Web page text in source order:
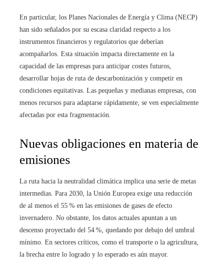
En particular, los Planes Nacionales de Energía y Clima (NECP)
han sido señalados por su escasa claridad respecto a los
instrumentos financieros y regulatorios que deberían
acompañarlos. Esta situación impacta directamente en la
capacidad de las empresas para anticipar costes futuros,
desarrollar hojas de ruta de descarbonización y competir en
condiciones equitativas. Las pequeñas y medianas empresas, con
menos recursos para adaptarse rápidamente, se ven especialmente
afectadas por esta fragmentación.
Nuevas obligaciones en materia de
emisiones
La ruta hacia la neutralidad climática implica una serie de metas
intermedias. Para 2030, la Unión Europea exige una reducción
de al menos el 55 % en las emisiones de gases de efecto
invernadero. No obstante, los datos actuales apuntan a un
descenso proyectado del 54 %, quedando por debajo del umbral
mínimo. En sectores críticos, como el transporte o la agricultura,
la brecha entre lo logrado y lo esperado es aún mayor.